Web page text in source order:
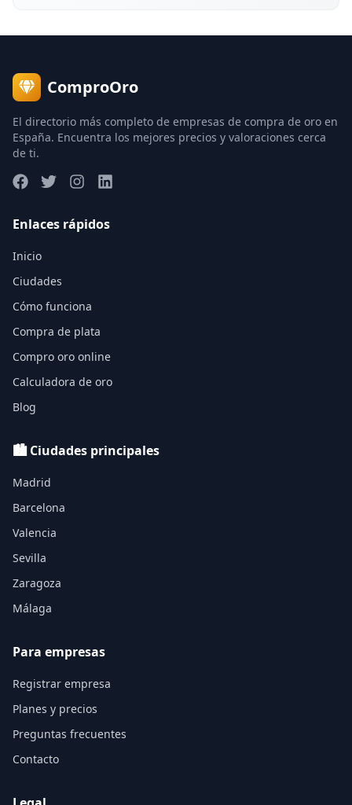
ComproOro
El directorio más completo de empresas de compra de oro en
España. Encuentra los mejores precios y valoraciones cerca
de ti.
Enlaces rápidos
Inicio
Ciudades
Cómo funciona
Compra de plata
Compro oro online
Calculadora de oro
Blog
🏙️ Ciudades principales
Madrid
Barcelona
Valencia
Sevilla
Zaragoza
Málaga
Para empresas
Registrar empresa
Planes y precios
Preguntas frecuentes
Contacto